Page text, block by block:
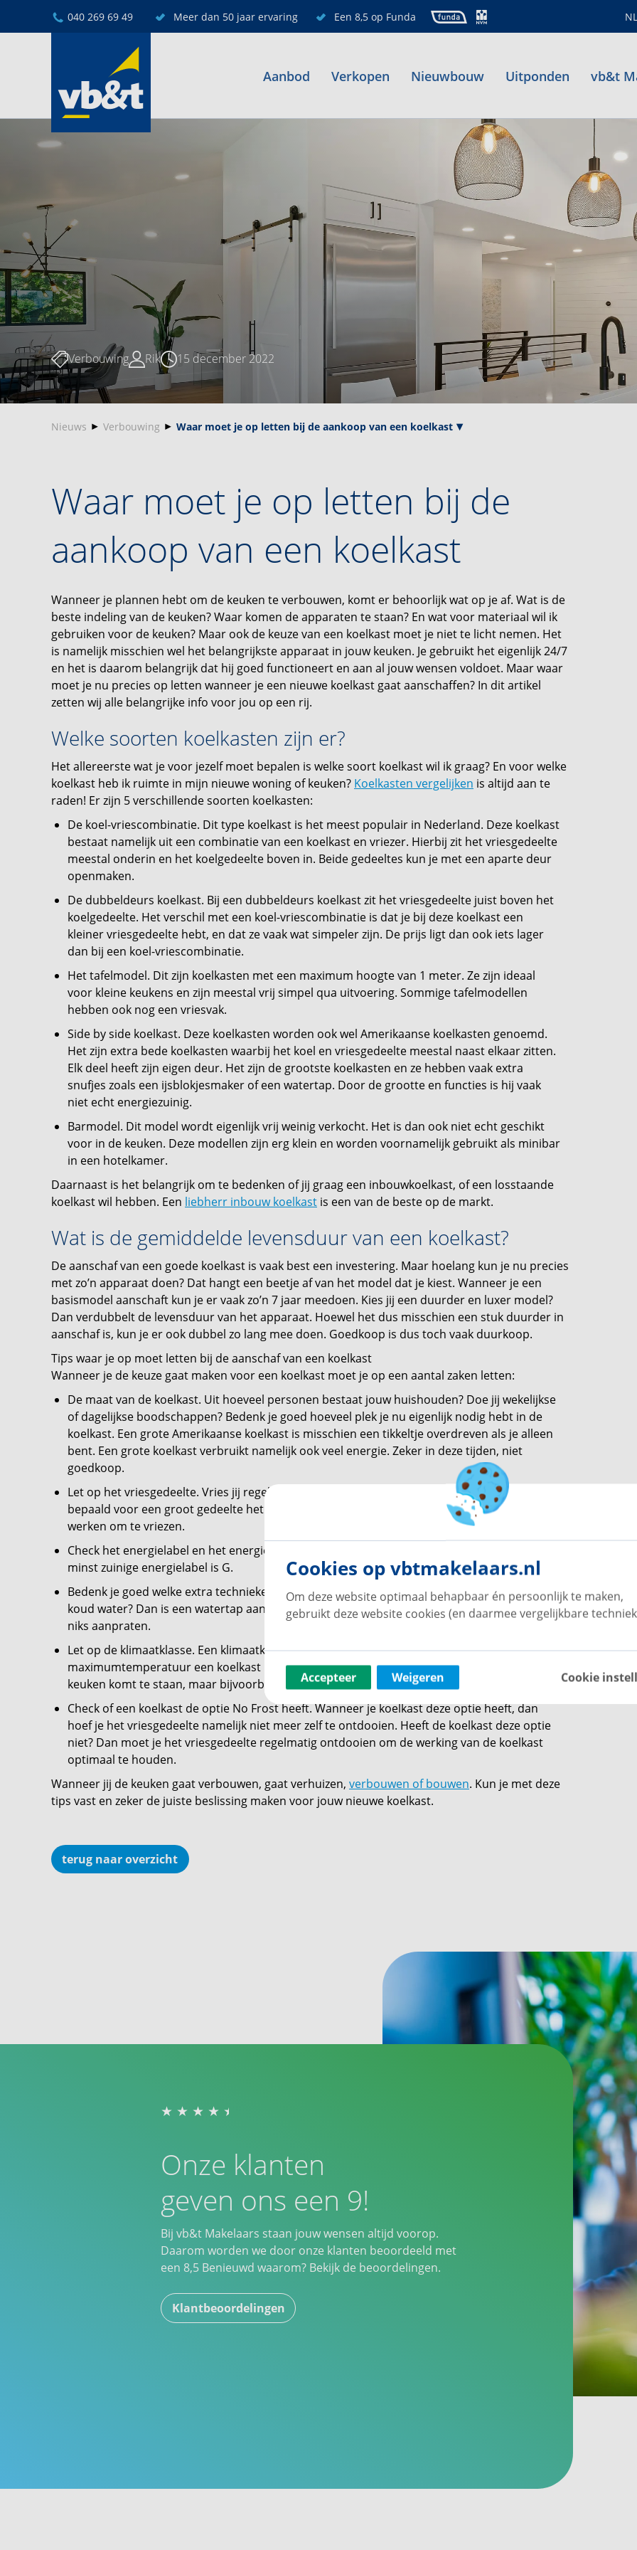
040 269 69 49 Meer dan 50 jaar ervaring Een 8,5 op Funda NL
Aanbod Verkopen Nieuwbouw Uitponden vb&t
Verbouwing Rik 15 december 2022
Nieuws Verbouwing Waar moet je op letten bij de aankoop van een koelkast
Waar moet je op letten bij de
aankoop van een koelkast
Wanneer je plannen hebt om de keuken te verbouwen, komt er behoorlijk wat op je af. Wat is de
beste indeling van de keuken? Waar komen de apparaten te staan? En wat voor materiaal wil ik
gebruiken voor de keuken? Maar ook de keuze van een koelkast moet je niet te licht nemen. Het
is namelijk misschien wel het belangrijkste apparaat in jouw keuken. Je gebruikt het eigenlijk 24/7
en het is daarom belangrijk dat hij goed functioneert en aan al jouw wensen voldoet. Maar waar
moet je nu precies op letten wanneer je een nieuwe koelkast gaat aanschaffen? In dit artikel
zetten wij alle belangrijke info voor jou op een rij.
Welke soorten koelkasten zijn er?
Het allereerste wat je voor jezelf moet bepalen is welke soort koelkast wil ik graag? En voor welke
koelkast heb ik ruimte in mijn nieuwe woning of keuken? Koelkasten vergelijken is altijd aan te
raden! Er zijn 5 verschillende soorten koelkasten:
De koel-vriescombinatie. Dit type koelkast is het meest populair in Nederland. Deze koelkast
bestaat namelijk uit een combinatie van een koelkast en vriezer. Hierbij zit het vriesgedeelte
meestal onderin en het koelgedeelte boven in. Beide gedeeltes kun je met een aparte deur
openmaken.
De dubbeldeurs koelkast. Bij een dubbeldeurs koelkast zit het vriesgedeelte juist boven het
koelgedeelte. Het verschil met een koel-vriescombinatie is dat je bij deze koelkast een
kleiner vriesgedeelte hebt, en dat ze vaak wat simpeler zijn. De prijs ligt dan ook iets lager
dan bij een koel-vriescombinatie.
Het tafelmodel. Dit zijn koelkasten met een maximum hoogte van 1 meter. Ze zijn ideaal
voor kleine keukens en zijn meestal vrij simpel qua uitvoering. Sommige tafelmodellen
hebben ook nog een vriesvak.
Side by side koelkast. Deze koelkasten worden ook wel Amerikaanse koelkasten genoemd.
Het zijn extra bede koelkasten waarbij het koel en vriesgedeelte meestal naast elkaar zitten.
Elk deel heeft zijn eigen deur. Het zijn de grootste koelkasten en ze hebben vaak extra
snufjes zoals een ijsblokjesmaker of een watertap. Door de grootte en functies is hij vaak
niet echt energiezuinig.
Barmodel. Dit model wordt eigenlijk vrij weinig verkocht. Het is dan ook niet echt geschikt
voor in de keuken. Deze modellen zijn erg klein en worden voornamelijk gebruikt als minibar
in een hotelkamer.
Daarnaast is het belangrijk om te bedenken of jij graag een inbouwkoelkast, of een losstaande
koelkast wil hebben. Een liebherr inbouw koelkast is een van de beste op de markt.
Wat is de gemiddelde levensduur van een koelkast?
De aanschaf van een goede koelkast is vaak best een investering. Maar hoelang kun je nu precies
met zo’n apparaat doen? Dat hangt een beetje af van het model dat je kiest. Wanneer je een
basismodel aanschaft kun je er vaak zo’n 7 jaar meedoen. Kies jij een duurder en luxer model?
Dan verdubbelt de levensduur van het apparaat. Hoewel het dus misschien een stuk duurder in
aanschaf is, kun je er ook dubbel zo lang mee doen. Goedkoop is dus toch vaak duurkoop.
Tips waar je op moet letten bij de aanschaf van een koelkast
Wanneer je de keuze gaat maken voor een koelkast moet je op een aantal zaken letten:
De maat van de koelkast. Uit hoeveel personen bestaat jouw huishouden? Doe jij wekelijkse
of dagelijkse boodschappen? Bedenk je goed hoeveel plek je nu eigenlijk nodig hebt in de
koelkast. Een grote Amerikaanse koelkast is misschien een tikkeltje overdreven als je alleen
bent. Een grote koelkast verbruikt namelijk ook veel energie. Zeker in deze tijden, niet
goedkoop.
Let op het vriesgedeelte. Vries jij regelmatig maaltijden in? Of kook je altijd vers? Een vriezer
bepaald voor een groot gedeelte het energieverbruik omdat het apparaat harder moet
werken om te vriezen.
Check het energielabel en het energieverbruik. Het meest zuinige energielabel is A en het
minst zuinige energielabel is G.
Bedenk je goed welke extra technieken jij wil hebben bij jouw koelkast. Drink jij graag lekker
koud water? Dan is een watertap aan te raden. Gebruik jij zulke snufjes niet? Laat je dan ook
niks aanpraten.
Let op de klimaatklasse. Een klimaatklasse geeft aan bij welke minimum- en
maximumtemperatuur een koelkast nog functioneert. Zeker wanneer de koelkast niet in de
keuken komt te staan, maar bijvoorbeeld in de garage is het belangrijk om hierop te letten.
Check of een koelkast de optie No Frost heeft. Wanneer je koelkast deze optie heeft, dan
hoef je het vriesgedeelte namelijk niet meer zelf te ontdooien. Heeft de koelkast deze optie
niet? Dan moet je het vriesgedeelte regelmatig ontdooien om de werking van de koelkast
optimaal te houden.
Wanneer jij de keuken gaat verbouwen, gaat verhuizen, verbouwen of bouwen. Kun je met deze
tips vast en zeker de juiste beslissing maken voor jouw nieuwe koelkast.
terug naar overzicht
Onze klanten
geven ons een 9!
Bij vb&t Makelaars staan jouw wensen altijd voorop.
Daarom worden we door onze klanten beoordeeld met
een 8,5 Benieuwd waarom? Bekijk de beoordelingen.
Klantbeoordelingen
Cookies op vbtmakelaars.nl
Om deze website optimaal behapbaar én persoonlijk te maken,
gebruikt deze website cookies (en daarmee vergelijkbare
Accepteer Weigeren Cookie